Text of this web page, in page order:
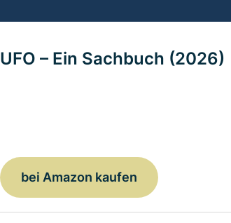
UFO – Ein Sachbuch (2026)
bei Amazon kaufen